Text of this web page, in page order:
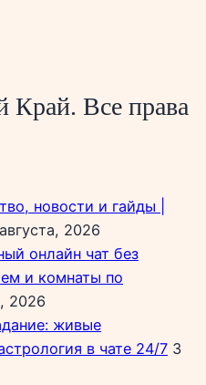
Край. Все права
новости и гайды |
2026
онлайн чат без
и комнаты по
2026
живые
в чате 24/7 3